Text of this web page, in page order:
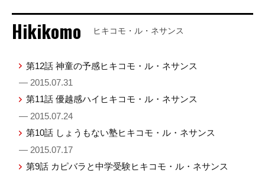
Hikikomo ヒキコモ・ル・ネサンス
第12話 神童の予感ヒキコモ・ル・ネサンス
— 2015.07.31
第11話 優越感ハイヒキコモ・ル・ネサンス
— 2015.07.24
第10話 しょうもない塾ヒキコモ・ル・ネサンス
— 2015.07.17
第9話 カピバラと中学受験ヒキコモ・ル・ネサンス